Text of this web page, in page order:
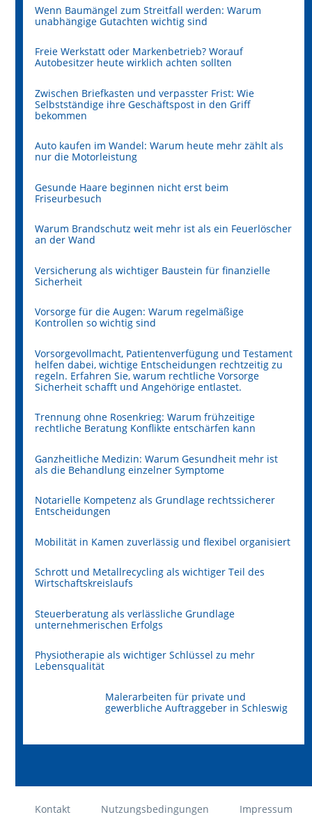
Wenn Baumängel zum Streitfall werden: Warum
unabhängige Gutachten wichtig sind
Freie Werkstatt oder Markenbetrieb? Worauf
Autobesitzer heute wirklich achten sollten
Zwischen Briefkasten und verpasster Frist: Wie
Selbstständige ihre Geschäftspost in den Griff
bekommen
Auto kaufen im Wandel: Warum heute mehr zählt als
nur die Motorleistung
Gesunde Haare beginnen nicht erst beim
Friseurbesuch
Warum Brandschutz weit mehr ist als ein Feuerlöscher
an der Wand
Versicherung als wichtiger Baustein für finanzielle
Sicherheit
Vorsorge für die Augen: Warum regelmäßige
Kontrollen so wichtig sind
Vorsorgevollmacht, Patientenverfügung und Testament
helfen dabei, wichtige Entscheidungen rechtzeitig zu
regeln. Erfahren Sie, warum rechtliche Vorsorge
Sicherheit schafft und Angehörige entlastet.
Trennung ohne Rosenkrieg: Warum frühzeitige
rechtliche Beratung Konflikte entschärfen kann
Ganzheitliche Medizin: Warum Gesundheit mehr ist
als die Behandlung einzelner Symptome
Notarielle Kompetenz als Grundlage rechtssicherer
Entscheidungen
Mobilität in Kamen zuverlässig und flexibel organisiert
Schrott und Metallrecycling als wichtiger Teil des
Wirtschaftskreislaufs
Steuerberatung als verlässliche Grundlage
unternehmerischen Erfolgs
Physiotherapie als wichtiger Schlüssel zu mehr
Lebensqualität
Malerarbeiten für private und
gewerbliche Auftraggeber in Schleswig
Kontakt Nutzungsbedingungen Impressum